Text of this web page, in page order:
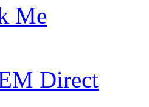
Me
Direct